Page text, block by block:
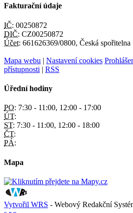
Fakturační údaje
IČ: 00250872
DIČ: CZ00250872
Účet: 661626369/0800, Česká spořitelna
Mapa webu | Nastavení cookies
přístupnosti | RSS
Úřední hodiny
PO: 7:30 - 11:00, 12:00 - 17:00
ÚT:
ST: 7:30 - 11:00, 12:00 - 18:00
ČT:
PÁ:
Mapa
Vytvořil WRS - Webový Redakční